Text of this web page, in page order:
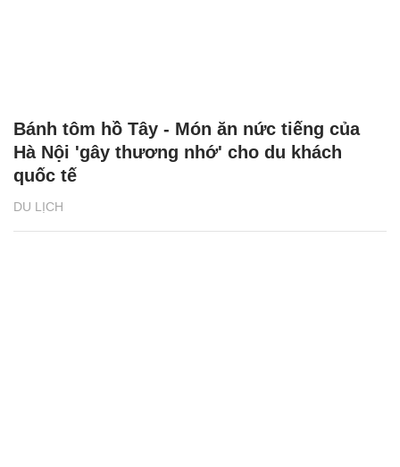
DU LỊCH
Bánh tôm hồ Tây - Món ăn nức tiếng của
Hà Nội 'gây thương nhớ' cho du khách
quốc tế